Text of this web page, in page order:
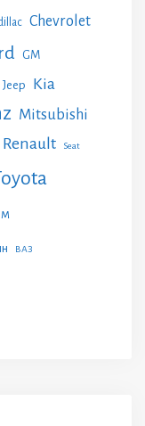
Chevrolet
GM
Jeep Kia
Mitsubishi
Renault Seat
ВАЗ